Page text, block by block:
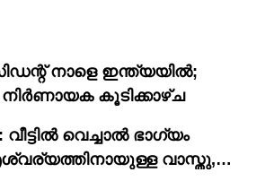
നാളെ ഇന്ത്യയിൽ;
നിർണായക കൂടിക്കാഴ്ച
വെച്ചാൽ ഭാഗ്യം
വാസ്തു,